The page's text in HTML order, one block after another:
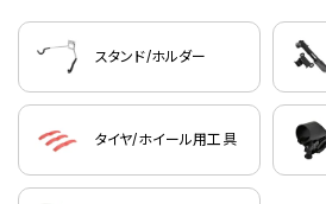
スタンド/ホルダー
タイヤ/ホイール用工具